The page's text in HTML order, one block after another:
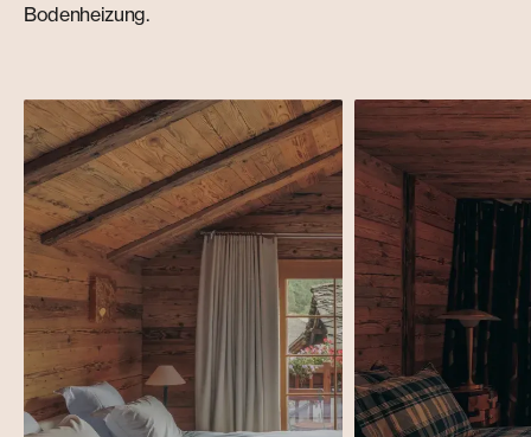
Bodenheizung.